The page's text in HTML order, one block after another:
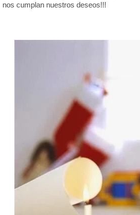
nos cumplan nuestros deseos!!!